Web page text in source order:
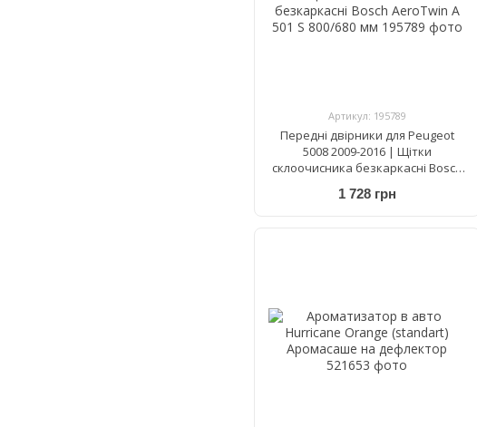
Артикул: 195789
Передні двірники для Peugeot
5008 2009-2016 | Щітки
склоочисника безкаркасні Bosch
1 728 грн